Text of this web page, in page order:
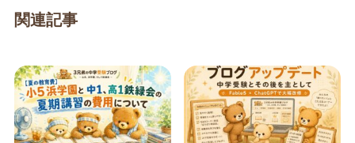
関連記事